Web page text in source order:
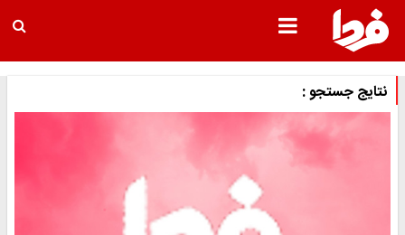
نتایج جستجو :